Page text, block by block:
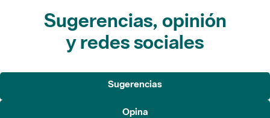
Sugerencias, opinión
y redes sociales
Sugerencias
Opina